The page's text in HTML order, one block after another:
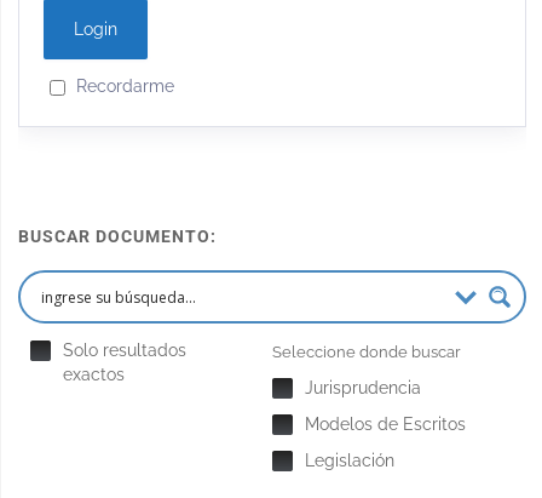
Recordarme
BUSCAR DOCUMENTO:
Solo resultados
exactos
Seleccione donde buscar
Jurisprudencia
Modelos de Escritos
Legislación